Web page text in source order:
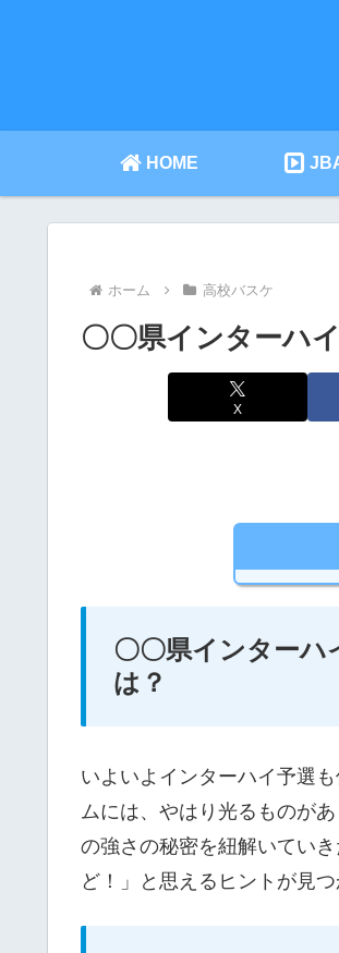
HOME
ホーム 高校バスケ
〇〇県インターハ
X
〇〇県インターハ
は？
いよいよインターハイ予選
ムには、やはり光るものが
の強さの秘密を紐解いてい
ど！」と思えるヒントが見つ